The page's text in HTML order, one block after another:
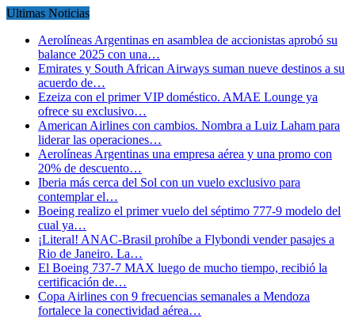
Ultimas Noticias
Aerolíneas Argentinas en asamblea de accionistas aprobó su
balance 2025 con una…
Emirates y South African Airways suman nueve destinos a su
acuerdo de…
Ezeiza con el primer VIP doméstico. AMAE Lounge ya
ofrece su exclusivo…
American Airlines con cambios. Nombra a Luiz Laham para
liderar las operaciones…
Aerolíneas Argentinas una empresa aérea y una promo con
20% de descuento…
Iberia más cerca del Sol con un vuelo exclusivo para
contemplar el…
Boeing realizo el primer vuelo del séptimo 777-9 modelo del
cual ya…
¡Literal! ANAC-Brasil prohíbe a Flybondi vender pasajes a
Rio de Janeiro. La…
El Boeing 737-7 MAX luego de mucho tiempo, recibió la
certificación de…
Copa Airlines con 9 frecuencias semanales a Mendoza
fortalece la conectividad aérea…